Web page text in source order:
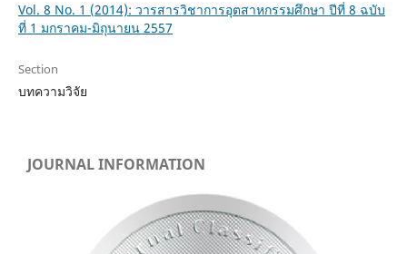
Vol. 8 No. 1 (2014): วารสารวิชาการอุตสาหกรรมศึกษา ปีที่ 8 ฉบับ
ที่ 1 มกราคม-มิถุนายน 2557
Section
บทความวิจัย
JOURNAL INFORMATION